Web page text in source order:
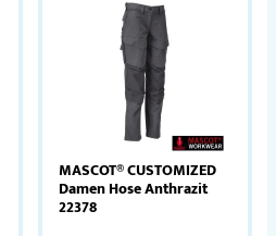
MASCOT® CUSTOMIZED
Damen Hose Anthrazit
22378